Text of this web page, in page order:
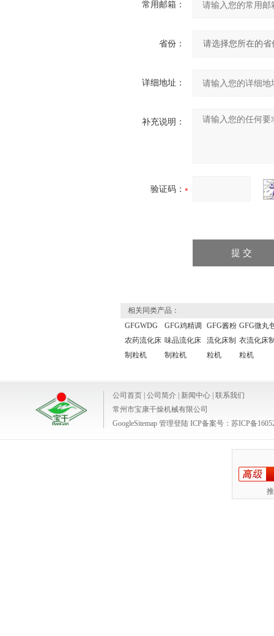
常用邮箱：
省份：
详细地址：
补充说明：
验证码：
相关同类产品：
GFGWDG
农药流化床
制粒机
GFG鸡精调
味品流化床
制粒机
GFG酱粉
流化床制
粒机
GFG微丸
衣流化床
粒机
公司首页 公司简介 新闻中心 联系我们
常州市宝康干燥机械有限公司
GoogleSitemap 管理登陆 ICP备案号： 苏ICP备